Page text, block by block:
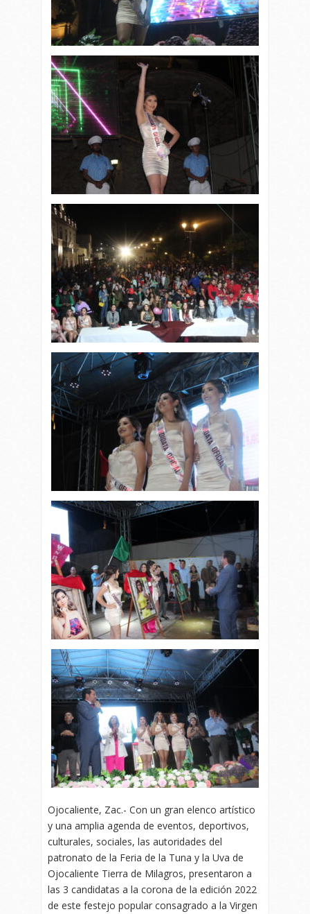
Ojocaliente, Zac.- Con un gran elenco artístico
y una amplia agenda de eventos, deportivos,
culturales, sociales, las autoridades del
patronato de la Feria de la Tuna y la Uva de
Ojocaliente Tierra de Milagros, presentaron a
las 3 candidatas a la corona de la edición 2022
de este festejo popular consagrado a la Virgen